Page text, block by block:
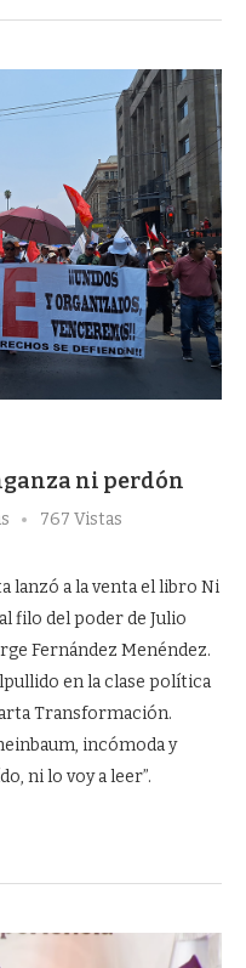
ni perdón
767 Vistas
lanzó a la venta el libro Ni
filo del poder de Julio
Fernández Menéndez.
en la clase política
Transformación.
incómoda y
ni lo voy a leer”.